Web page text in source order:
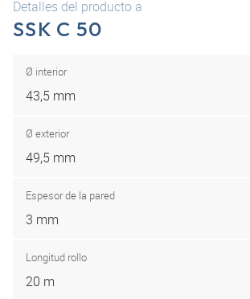
Detalles del producto a
SSK C 50
Ø interior
43,5 mm
Ø exterior
49,5 mm
Espesor de la pared
3 mm
Longitud rollo
20 m